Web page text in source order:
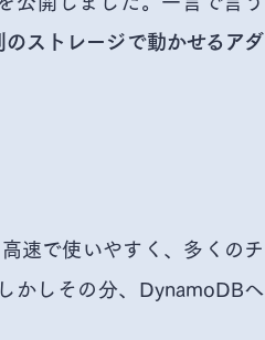
ストレージで動かせるアダ
速で使いやすく、多くのチ
かしその分、DynamoDBへ